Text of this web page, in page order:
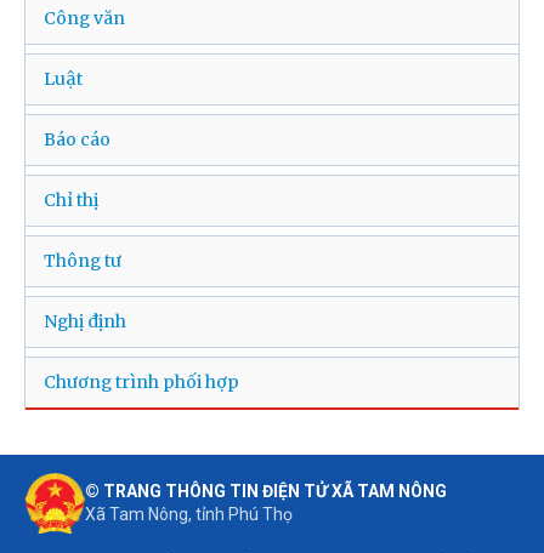
Công văn
Luật
Báo cáo
Chỉ thị
Thông tư
Nghị định
Chương trình phối hợp
© TRANG THÔNG TIN ĐIỆN TỬ XÃ TAM NÔNG
Xã Tam Nông, tỉnh Phú Thọ